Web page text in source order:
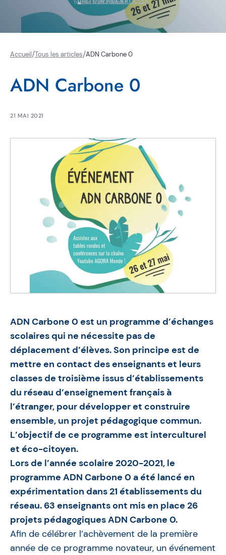
Accueil/Tous les articles/ADN Carbone 0
ADN Carbone 0
21 MAI 2021
ADN Carbone 0 est un programme d’échanges
scolaires qui ne nécessite pas de
déplacement d’élèves. Son principe est de
mettre en contact des enseignants et leurs
classes de troisième issus d’établissements
du réseau d’enseignement français à
l’étranger, pour développer et construire
ensemble, un projet pédagogique commun.
L’objectif de ce programme est interculturel
et éco-citoyen.
Lors de l’année scolaire 2020-2021, le
programme ADN Carbone 0 a été lancé en
expérimentation dans 21 établissements du
réseau. 63 enseignants ont mis en place 26
projets pédagogiques ADN Carbone 0.
Afin de célébrer l’achèvement de la première
année de ce programme novateur, un événement